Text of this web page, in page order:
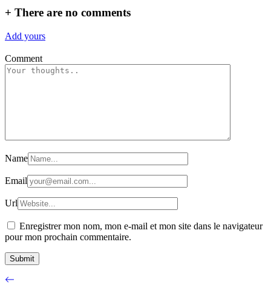
+ There are no comments
Add yours
Comment
Name
Email
Url
Enregistrer mon nom, mon e-mail et mon site dans le navigateur
pour mon prochain commentaire.